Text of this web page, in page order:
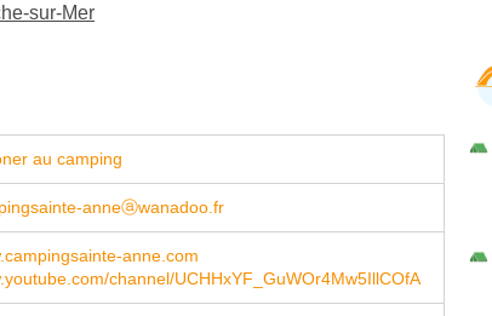
sur-Mer
au camping
anneⓐwanadoo.fr
anne.com
channel/UCHHxYF_GuWOr4Mw5IllCOfA